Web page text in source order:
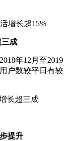
成
年12月至2019
户数较平日有较
提升